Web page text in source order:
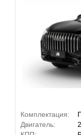
Комплектация:
Двигатель: